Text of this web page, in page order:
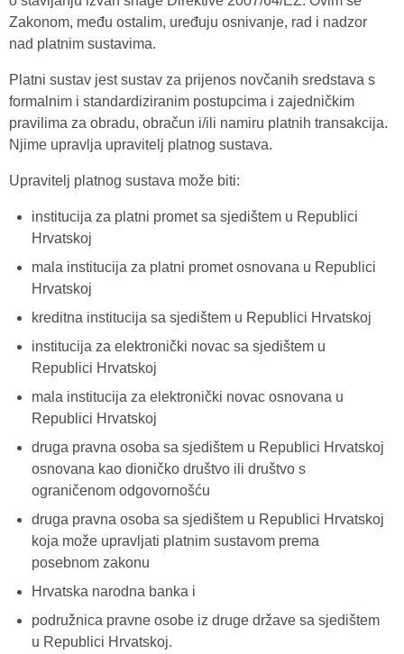
Zakonom, među ostalim, uređuju osnivanje, rad i nadzor
nad platnim sustavima.
Platni sustav jest sustav za prijenos novčanih sredstava s
formalnim i standardiziranim postupcima i zajedničkim
pravilima za obradu, obračun i/ili namiru platnih transakcija.
Njime upravlja upravitelj platnog sustava.
Upravitelj platnog sustava može biti:
institucija za platni promet sa sjedištem u Republici
Hrvatskoj
mala institucija za platni promet osnovana u Republici
Hrvatskoj
kreditna institucija sa sjedištem u Republici Hrvatskoj
institucija za elektronički novac sa sjedištem u
Republici Hrvatskoj
mala institucija za elektronički novac osnovana u
Republici Hrvatskoj
druga pravna osoba sa sjedištem u Republici Hrvatskoj
osnovana kao dioničko društvo ili društvo s
ograničenom odgovornošću
druga pravna osoba sa sjedištem u Republici Hrvatskoj
koja može upravljati platnim sustavom prema
posebnom zakonu
Hrvatska narodna banka i
podružnica pravne osobe iz druge države sa sjedištem
u Republici Hrvatskoj.